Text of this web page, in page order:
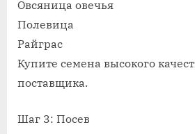
Овсяница овечья
Полевица
Райграс
Купите семена высокого
поставщика.
Шаг 3: Посев